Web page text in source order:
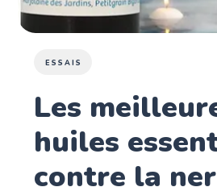
ESSAIS
Les
huiles
contre la